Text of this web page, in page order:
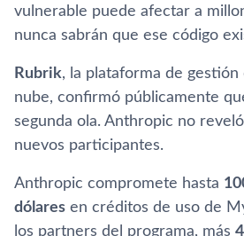
vulnerable puede afectar a
nunca sabrán que ese código
Rubrik, la plataforma de gestión
nube, confirmó públicamente
segunda ola. Anthropic no
nuevos participantes.
Anthropic compromete hasta
dólares en créditos de uso de
los partners del programa, más